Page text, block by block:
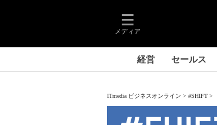
メディア
経営 セールス
ITmedia ビジネスオンライン #SHIFT